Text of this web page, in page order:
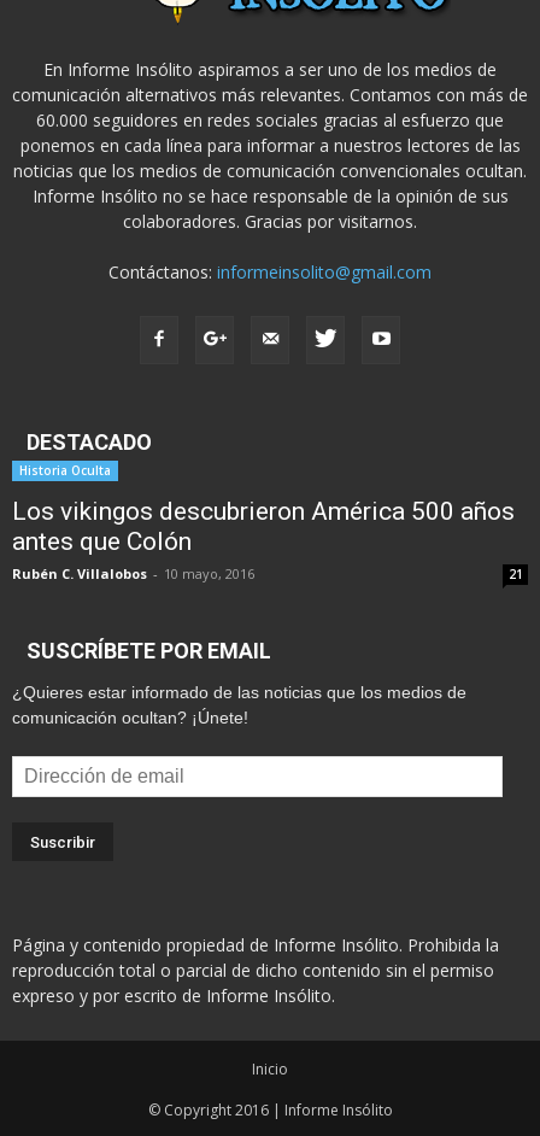
En Informe Insólito aspiramos a ser uno de los medios de
comunicación alternativos más relevantes. Contamos con más de
60.000 seguidores en redes sociales gracias al esfuerzo que
ponemos en cada línea para informar a nuestros lectores de las
noticias que los medios de comunicación convencionales ocultan.
Informe Insólito no se hace responsable de la opinión de sus
colaboradores. Gracias por visitarnos.
Contáctanos: informeinsolito@gmail.com
DESTACADO
Historia Oculta
Los vikingos descubrieron América 500 años
antes que Colón
Rubén C. Villalobos - 10 mayo, 2016 21
SUSCRÍBETE POR EMAIL
¿Quieres estar informado de las noticias que los medios de
comunicación ocultan? ¡Únete!
Dirección
de
Página y contenido propiedad de Informe Insólito. Prohibida la
reproducción total o parcial de dicho contenido sin el permiso
expreso y por escrito de Informe Insólito.
Inicio
© Copyright 2016 | Informe Insólito